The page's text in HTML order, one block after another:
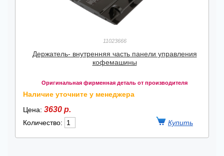
11023666
Держатель- внутренняя часть панели управления
кофемашины
Оригинальная фирменная деталь от производителя
Наличие уточните у менеджера
Цена: 3630 р.
Количество: